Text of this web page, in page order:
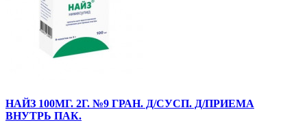
НАЙЗ 100МГ. 2Г. №9 ГРАН. Д/СУСП. Д/ПРИЕМА
ВНУТРЬ ПАК.